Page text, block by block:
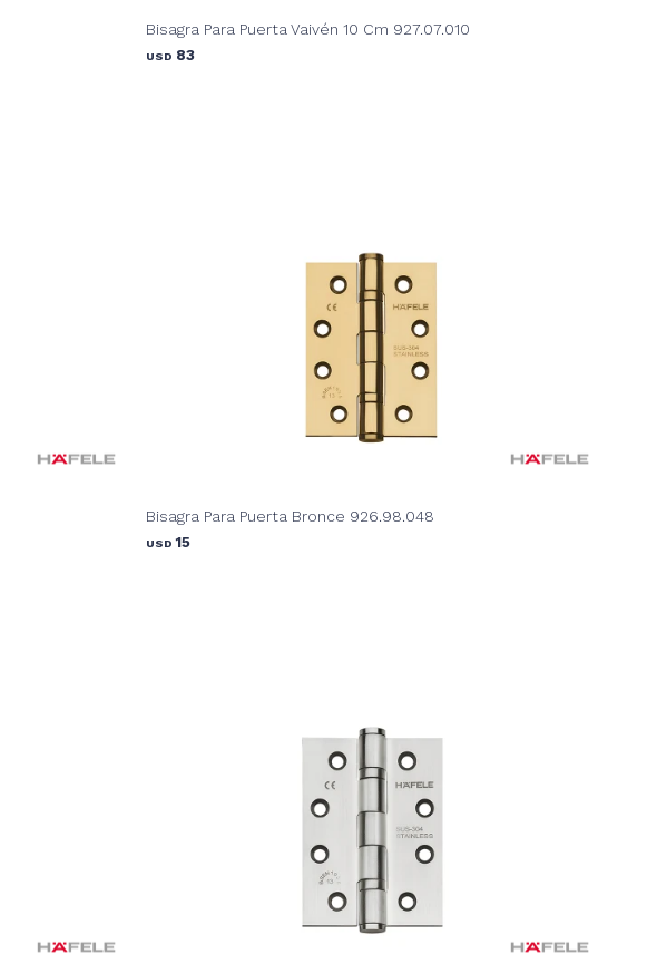
Bisagra Para Puerta Vaivén 10 Cm 927.07.010
USD 83
Bisagra Para Puerta Bronce 926.98.048
USD 15